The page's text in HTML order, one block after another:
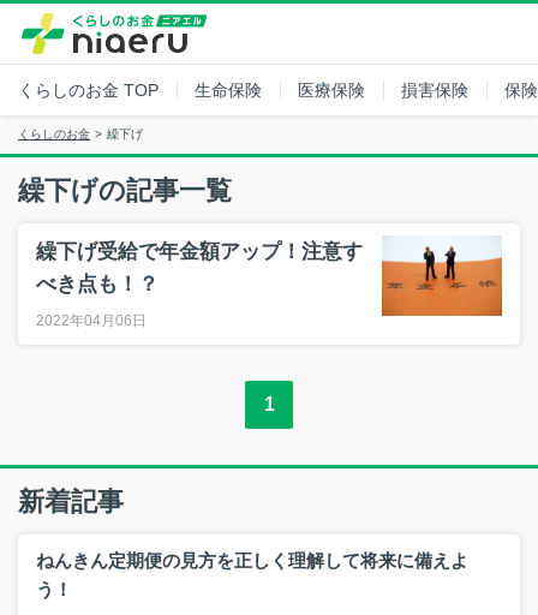
くらしのお金 TOP 生命保険 医療保険 損害保険 保
くらしのお金 繰下げ
繰下げの記事一覧
繰下げ受給で年金額アップ！注意す
べき点も！？
2022年04月06日
1
新着記事
ねんきん定期便の見方を正しく理解して将来に備えよ
う！